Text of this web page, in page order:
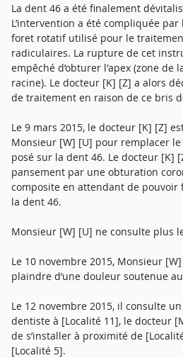
La dent 46 a été finalement
L’intervention a été compliquée
foret rotatif utilisé pour le
radiculaires. La rupture de cet
empêché d’obturer l'apex (zone de
racine). Le docteur [K] [Z] a alors
de traitement en raison de ce bris
Le 9 mars 2015, le docteur [K] [Z]
Monsieur [W] [U] pour remplacer
posé sur la dent 46. Le docteur [K]
pansement par une obturation
composite en attendant de
la dent 46.
Monsieur [W] [U] ne consulte plus
Le 10 novembre 2015, Monsieur
plaindre d’une douleur soutenue
Le 12 novembre 2015, il consulte
dentiste à [Localité 11], le docteur
de s’installer à proximité de
[Localité 5].